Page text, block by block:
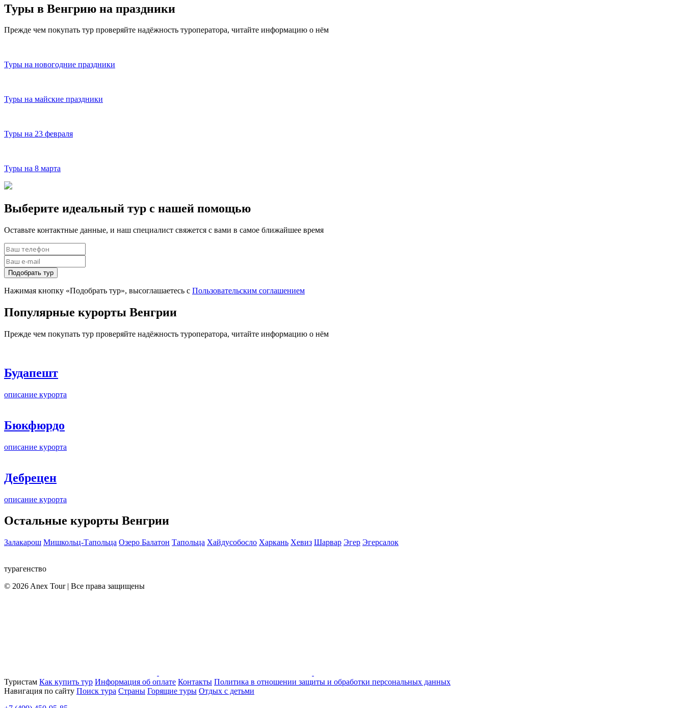
Туры в Венгрию на праздники
Прежде чем покупать тур проверяйте надёжность туроператора, читайте информацию о нём
Туры на новогодние праздники
Туры на майские праздники
Туры на 23 февраля
Туры на 8 марта
Выберите идеальный тур с нашей помощью
Оставьте контактные данные, и наш специалист свяжется с вами в самое ближайшее время
Подобрать тур
Нажимая кнопку «Подобрать тур», высоглашаетесь с Пользовательским соглашением
Популярные курорты Венгрии
Прежде чем покупать тур проверяйте надёжность туроператора, читайте информацию о нём
Будапешт
описание курорта
Бюкфюрдо
описание курорта
Дебрецен
описание курорта
Остальные курорты Венгрии
Залакарош Мишкольц-Тапольца Озеро Балатон Тапольца Хайдусобосло Харкань Хевиз Шарвар Эгер Эгерсалок
турагенство
© 2026 Anex Tour | Все права защищены
Туристам Как купить тур Информация об оплате Контакты Политика в отношении защиты и обработки персональных данных
Навигация по сайту Поиск тура Страны Горящие туры Отдых с детьми